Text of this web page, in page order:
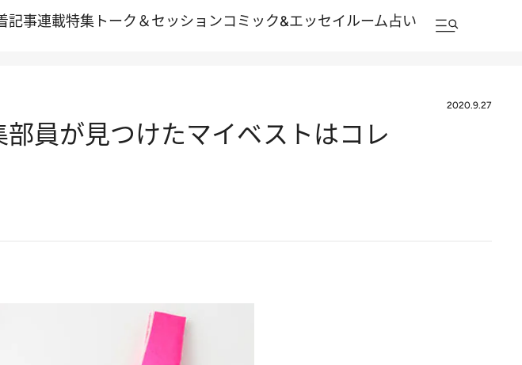
記事連載特集 トーク＆セッションコミック&エッセイルーム占い
2020.9.27
員が見つけたマイベストはコレ